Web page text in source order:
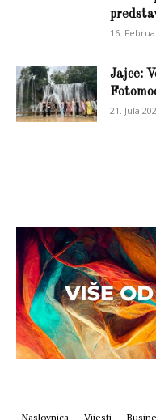
16.
Jajce:
21. Jula
Naslovnica Vijesti